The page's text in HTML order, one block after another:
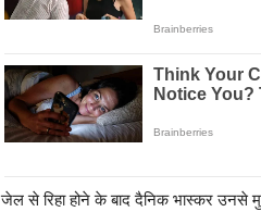
जेल से रिहा होने के बाद दैनिक भास्कर उनसे